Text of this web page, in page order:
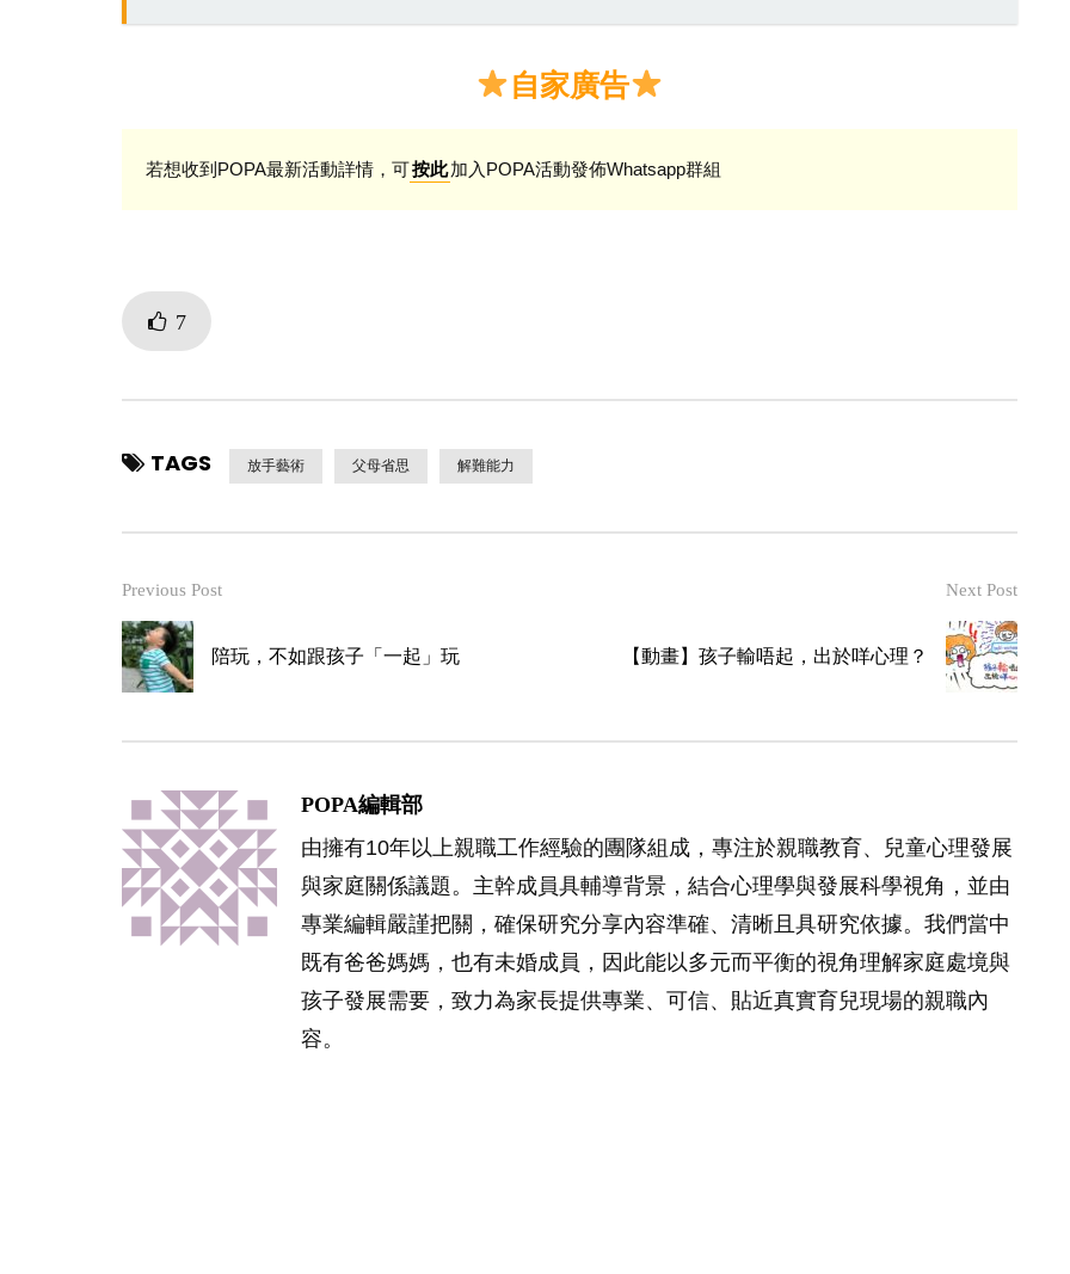
自家廣告
若想收到POPA最新活動詳情，可按此加入POPA活動發佈Whatsapp群組
7
TAGS 放手藝術 父母省思 解難能力
Previous Post
陪玩，不如跟孩子「一起」玩
Next Post
【動畫】孩子輸唔起，出於咩心理？
POPA編輯部
由擁有10年以上親職工作經驗的團隊組成，專注於親職教育、兒童心理發展
與家庭關係議題。主幹成員具輔導背景，結合心理學與發展科學視角，並由
專業編輯嚴謹把關，確保研究分享內容準確、清晰且具研究依據。我們當中
既有爸爸媽媽，也有未婚成員，因此能以多元而平衡的視角理解家庭處境與
孩子發展需要，致力為家長提供專業、可信、貼近真實育兒現場的親職內
容。